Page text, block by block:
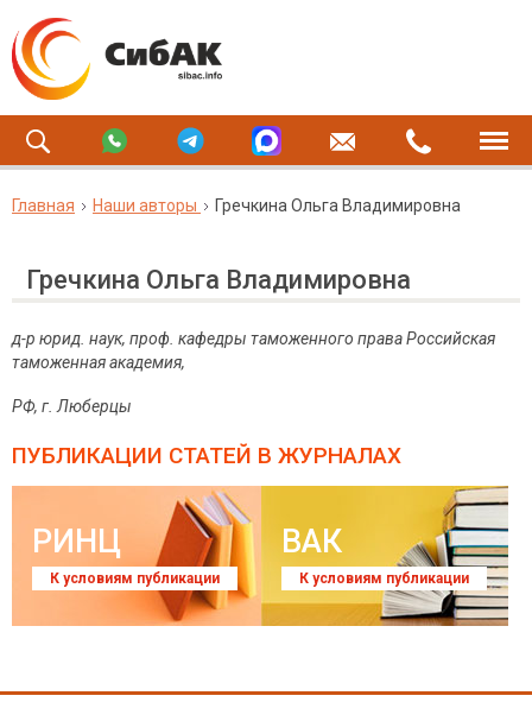
Главная Наши авторы Гречкина Ольга Владимировна
Гречкина Ольга Владимировна
д-р юрид. наук, проф. кафедры таможенного права Российская
таможенная академия,
РФ, г. Люберцы
ПУБЛИКАЦИИ СТАТЕЙ В ЖУРНАЛАХ
РИНЦ
К условиям публикации
ВАК
К условиям публикации